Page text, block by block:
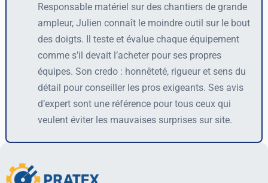
Responsable matériel sur des chantiers de grande
ampleur, Julien connaît le moindre outil sur le bout
des doigts. Il teste et évalue chaque équipement
comme s’il devait l’acheter pour ses propres
équipes. Son credo : honnêteté, rigueur et sens du
détail pour conseiller les pros exigeants. Ses avis
d’expert sont une référence pour tous ceux qui
veulent éviter les mauvaises surprises sur site.